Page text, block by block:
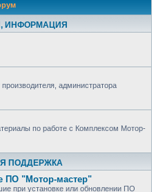
ИНФОРМАЦИЯ
администратора
по работе с Комплексом Мотор-
ПОДДЕРЖКА
ПО "Мотор-мастер"
при установке или обновлении ПО